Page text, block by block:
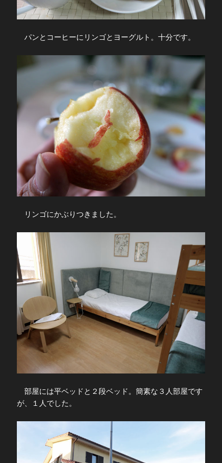
パンとコーヒーにリンゴとヨーグルト。十分です。
リンゴにかぶりつきました。
部屋には平ベッドと２段ベッド。簡素な３人部屋です
が、１人でした。